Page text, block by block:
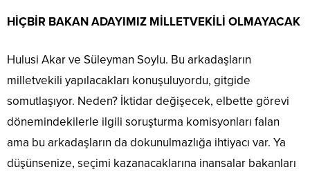
HİÇBİR BAKAN ADAYIMIZ MİLLETVEKİLİ OLMAYACAK
Hulusi Akar ve Süleyman Soylu. Bu arkadaşların
milletvekili yapılacakları konuşuluyordu, gitgide
somutlaşıyor. Neden? İktidar değişecek, elbette görevi
dönemindekilerle ilgili soruşturma komisyonları falan
ama bu arkadaşların da dokunulmazlığa ihtiyacı var. Ya
düşünsenize, seçimi kazanacaklarına inansalar bakanları